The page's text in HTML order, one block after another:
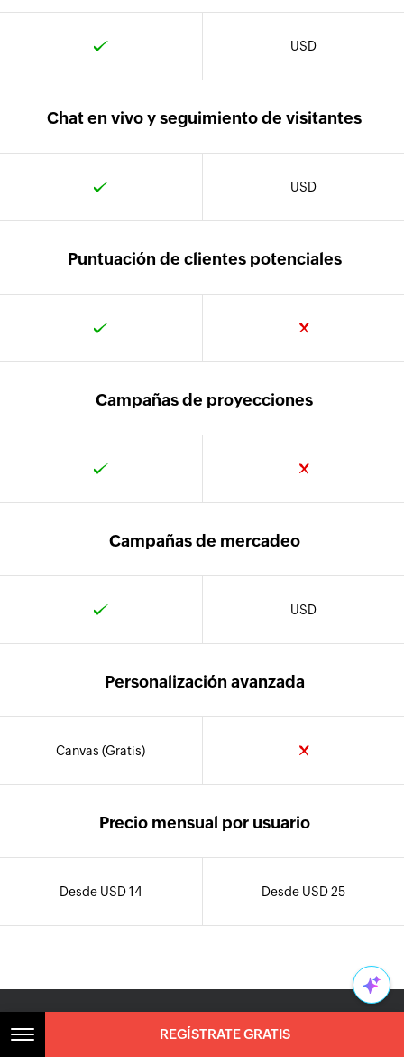
Chat en vivo y seguimiento de visitantes
Puntuación de clientes potenciales
Campañas de proyecciones
Campañas de mercadeo
Personalización avanzada
Canvas (Gratis)
Precio mensual por usuario
Desde USD 14
USD
USD
USD
Desde USD 25
REGÍSTRATE GRATIS